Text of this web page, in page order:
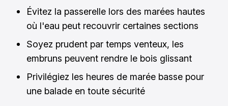
Évitez la passerelle lors des marées hautes
où l'eau peut recouvrir certaines sections
Soyez prudent par temps venteux, les
embruns peuvent rendre le bois glissant
Privilégiez les heures de marée basse pour
une balade en toute sécurité